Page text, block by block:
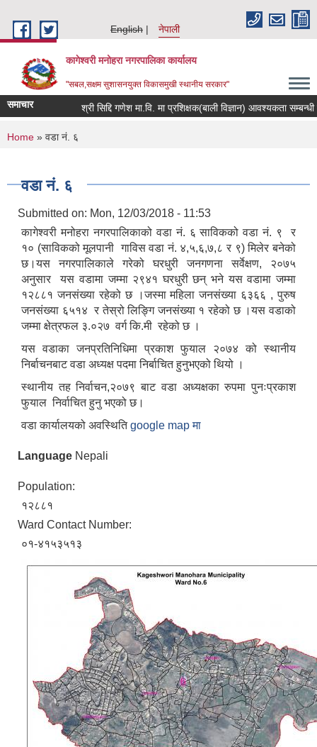
English
नेपाली
कागेश्वरी मनोहरा नगरपालिका कार्यालय
"सबल,सक्षम सुशासनयुक्त विकासमुखी स्थानीय सरकार"
समाचार श्री सिद्दि गणेश मा.वि. मा प्रशिक्षक(बाली विज्ञान) आवश्यकता सम्बन्धी सूचना
You are here
Home » वडा नं. ६
वडा नं. ६
Submitted on: Mon, 12/03/2018 - 11:53
कागेश्वरी मनोहरा नगरपालिकाको वडा नं. ६ साविकको वडा नं. ९ र
१० (साविकको मूलपानी गाविस वडा नं. ४,५,६,७,८ र ९) मिलेर बनेको
छ।यस नगरपालिकाले गरेको घरधुरी जनगणना सर्वेक्षण, २०७५
अनुसार यस वडामा जम्मा २९४१ घरधुरी छन् भने यस वडामा जम्मा
१२८८१ जनसंख्या रहेको छ ।जस्मा महिला जनसंख्या ६३६६ , पुरुष
जनसंख्या ६५१४ र तेस्रो लिङ्गि जनसंख्या १ रहेको छ ।यस वडाको
जम्मा क्षेत्रफल ३.०२७ वर्ग कि.मी रहेको छ ।
यस वडाका जनप्रतिनिधिमा प्रकाश फुयाल २०७४ को स्थानीय
निर्बाचनबाट वडा अध्यक्ष पदमा निर्बाचित हुनुभएको थियो ।
स्थानीय तह निर्वाचन,२०७९ बाट वडा अध्यक्षका रुपमा पुनःप्रकाश
फुयाल निर्वाचित हुनु भएको छ।
वडा कार्यालयको अवस्थितिgoogle map मा
Language Nepali
Population:
१२८८१
Ward Contact Number:
०१-४१५३५१३